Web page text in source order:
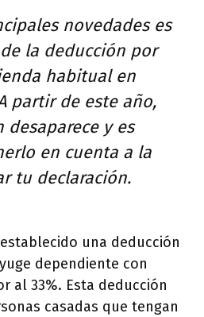
novedades es
la deducción por
habitual en
partir de este año,
desaparece y es
en cuenta a la
tu declaración.
una deducción
dependiente con
al 33%. Esta deducción
casadas que tengan